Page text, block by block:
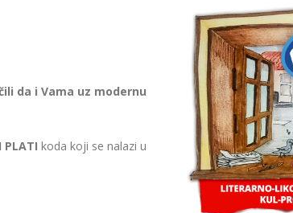
da i Vama uz modernu
PLATI koda koji se nalazi u